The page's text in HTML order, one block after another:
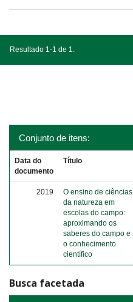
Resultado 1-1 de 1.
Conjunto de itens:
Data do
documento
Título
2019
O ensino de ciências
da natureza em
escolas do campo:
aproximando os
saberes do campo e
o conhecimento
científico
Busca facetada